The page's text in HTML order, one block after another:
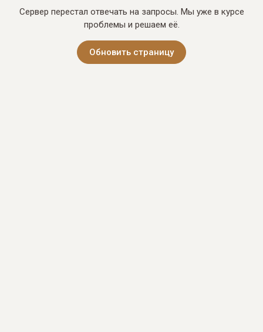
Сервер перестал отвечать на запросы. Мы уже в курсе
проблемы и решаем её.
Обновить страницу